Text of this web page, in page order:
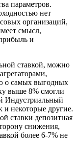
параметров.
нет
организаций,
смысл,
и
ставкой, можно
о самых выгодных
выше 8% смогли
Индустриальный
и некоторые другие.
ставки депозитная
снижения,
более 6-7% не